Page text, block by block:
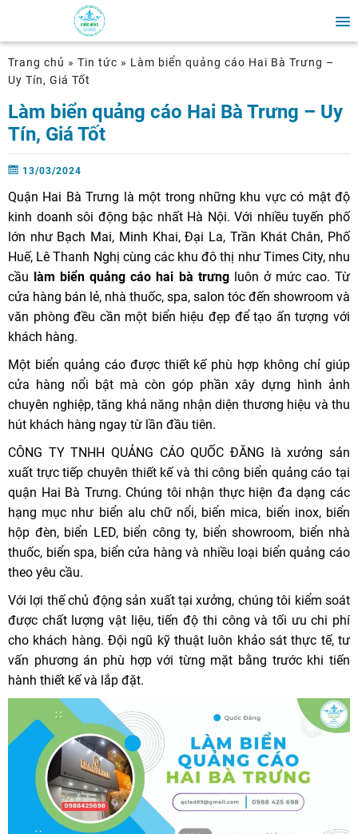
Trang chủ » Tin tức » Làm biển quảng cáo Hai Bà Trưng –
Uy Tín, Giá Tốt
Làm biển quảng cáo Hai Bà Trưng – Uy
Tín, Giá Tốt
13/03/2024
Quận Hai Bà Trưng là một trong những khu vực có mật độ
kinh doanh sôi động bậc nhất Hà Nội. Với nhiều tuyến phố
lớn như Bạch Mai, Minh Khai, Đại La, Trần Khát Chân, Phố
Huế, Lê Thanh Nghị cùng các khu đô thị như Times City, nhu
cầu làm biển quảng cáo hai bà trưngluôn ở mức cao. Từ
cửa hàng bán lẻ, nhà thuốc, spa, salon tóc đến showroom và
văn phòng đều cần một biển hiệu đẹp để tạo ấn tượng với
khách hàng.
Một biển quảng cáo được thiết kế phù hợp không chỉ giúp
cửa hàng nổi bật mà còn góp phần xây dựng hình ảnh
chuyên nghiệp, tăng khả năng nhận diện thương hiệu và thu
hút khách hàng ngay từ lần đầu tiên.
CÔNG TY TNHH QUẢNG CÁO QUỐC ĐĂNG là xưởng sản
xuất trực tiếp chuyên thiết kế và thi công biển quảng cáo tại
quận Hai Bà Trưng. Chúng tôi nhận thực hiện đa dạng các
hạng mục như biển alu chữ nổi, biển mica, biển inox, biển
hộp đèn, biển LED, biển công ty, biển showroom, biển nhà
thuốc, biển spa, biển cửa hàng và nhiều loại biển quảng cáo
theo yêu cầu.
Với lợi thế chủ động sản xuất tại xưởng, chúng tôi kiểm soát
được chất lượng vật liệu, tiến độ thi công và tối ưu chi phí
cho khách hàng. Đội ngũ kỹ thuật luôn khảo sát thực tế, tư
vấn phương án phù hợp với từng mặt bằng trước khi tiến
hành thiết kế và lắp đặt.